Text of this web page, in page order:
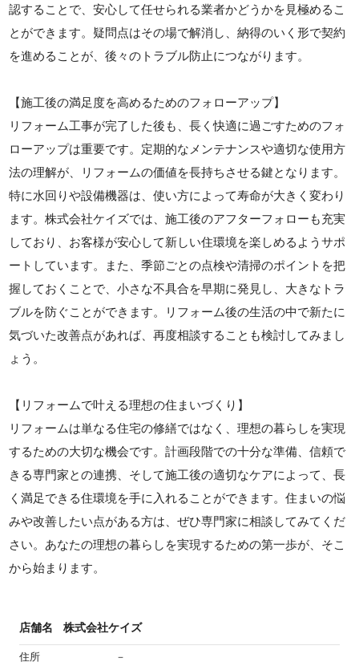
認することで、安心して任せられる業者かどうかを見極めるこ
とができます。疑問点はその場で解消し、納得のいく形で契約
を進めることが、後々のトラブル防止につながります。
【施工後の満足度を高めるためのフォローアップ】
リフォーム工事が完了した後も、長く快適に過ごすためのフォ
ローアップは重要です。定期的なメンテナンスや適切な使用方
法の理解が、リフォームの価値を長持ちさせる鍵となります。
特に水回りや設備機器は、使い方によって寿命が大きく変わり
ます。株式会社ケイズでは、施工後のアフターフォローも充実
しており、お客様が安心して新しい住環境を楽しめるようサポ
ートしています。また、季節ごとの点検や清掃のポイントを把
握しておくことで、小さな不具合を早期に発見し、大きなトラ
ブルを防ぐことができます。リフォーム後の生活の中で新たに
気づいた改善点があれば、再度相談することも検討してみまし
ょう。
【リフォームで叶える理想の住まいづくり】
リフォームは単なる住宅の修繕ではなく、理想の暮らしを実現
するための大切な機会です。計画段階での十分な準備、信頼で
きる専門家との連携、そして施工後の適切なケアによって、長
く満足できる住環境を手に入れることができます。住まいの悩
みや改善したい点がある方は、ぜひ専門家に相談してみてくだ
さい。あなたの理想の暮らしを実現するための第一歩が、そこ
から始まります。
店舗名 株式会社ケイズ
住所 －